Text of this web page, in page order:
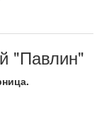
"Павлин"